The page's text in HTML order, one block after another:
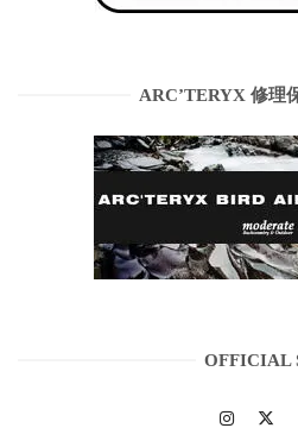
ARC’TERYX 修理
OFFICIAL